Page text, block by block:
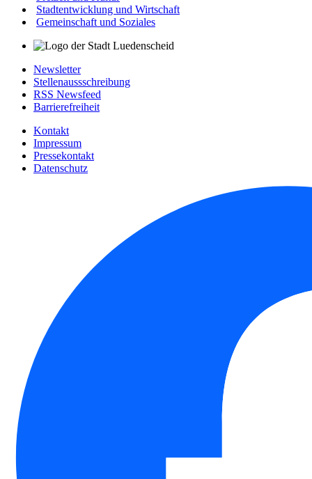
Stadtentwicklung und Wirtschaft
Gemeinschaft und Soziales
Newsletter
Stellenaussschreibung
RSS Newsfeed
Barrierefreiheit
Kontakt
Impressum
Pressekontakt
Datenschutz